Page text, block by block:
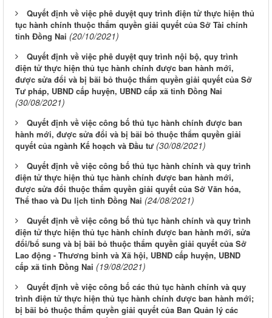
Quyết định về việc phê duyệt quy trình điện tử thực hiện thủ
tục hành chính thuộc thẩm quyền giải quyết của Sở Tài chính
tỉnh Đồng Nai (20/10/2021)
Quyết định về việc phê duyệt quy trình nội bộ, quy trình
điện tử thực hiện thủ tục hành chính được ban hành mới,
được sửa đổi và bị bãi bỏ thuộc thẩm quyền giải quyết của Sở
Tư pháp, UBND cấp huyện, UBND cấp xã tỉnh Đồng Nai
(30/08/2021)
Quyết định về việc công bố thủ tục hành chính được ban
hành mới, được sửa đổi và bị bãi bỏ thuộc thẩm quyền giải
quyết của ngành Kế hoạch và Đầu tư (30/08/2021)
Quyết định về việc công bố thủ tục hành chính và quy trình
điện tử thực hiện thủ tục hành chính được ban hành mới,
được sửa đổi thuộc thẩm quyền giải quyết của Sở Văn hóa,
Thể thao và Du lịch tỉnh Đồng Nai (24/08/2021)
Quyết định về việc công bố thủ tục hành chính và quy trình
điện tử thực hiện thủ tục hành chính được ban hành mới, sửa
đổi/bổ sung và bị bãi bỏ thuộc thẩm quyền giải quyết của Sở
Lao động - Thương binh và Xã hội, UBND cấp huyện, UBND
cấp xã tỉnh Đồng Nai (19/08/2021)
Quyết định về việc công bố các thủ tục hành chính và quy
trình điện tử thực hiện thủ tục hành chính được ban hành mới;
bị bãi bỏ thuộc thẩm quyền giải quyết của Ban Quản lý các